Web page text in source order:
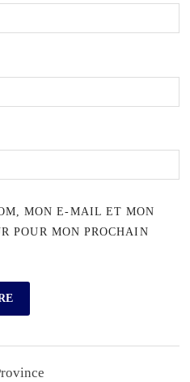
MON E-MAIL ET MON
POUR MON PROCHAIN